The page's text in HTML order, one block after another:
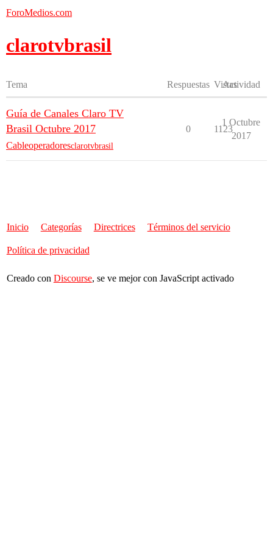
ForoMedios.com
clarotvbrasil
Tema Respuestas Vistas
Actividad
Guía de Canales Claro TV
Brasil Octubre 2017
Cableoperadoresclarotvbrasil
0 1123
1 Octubre
2017
Inicio Categorías Directrices Términos del servicio
Política de privacidad
Creado con Discourse, se ve mejor con JavaScript activado